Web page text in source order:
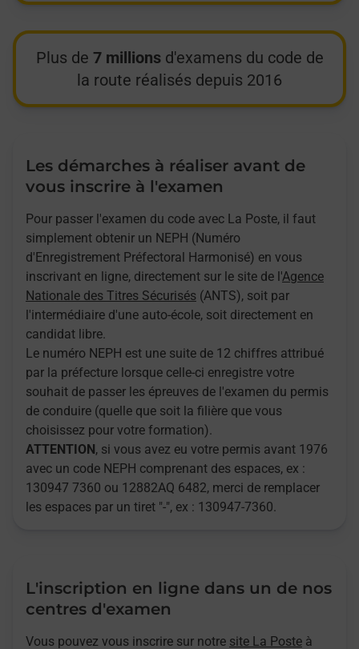
Plus de 7 millionsd'examens du code de
la route réalisés depuis 2016
Les démarches à réaliser avant de
vous inscrire à l'examen
Pour passer l'examen du code avec La Poste, il faut
simplement obtenir un NEPH (Numéro
d'Enregistrement Préfectoral Harmonisé) en vous
inscrivant en ligne, directement sur le site de l'Agence
Nationale des Titres Sécurisés (ANTS), soit par
l'intermédiaire d'une auto-école, soit directement en
candidat libre.
Le numéro NEPH est une suite de 12 chiffres attribué
par la préfecture lorsque celle-ci enregistre votre
souhait de passer les épreuves de l'examen du permis
de conduire (quelle que soit la filière que vous
choisissez pour votre formation).
ATTENTION , si vous avez eu votre permis avant 1976
avec un code NEPH comprenant des espaces, ex :
130947 7360 ou 12882AQ 6482, merci de remplacer
les espaces par un tiret "-", ex : 130947-7360.
L'inscription en ligne dans un de nos
centres d'examen
Vous pouvez vous inscrire sur notre site La Poste à